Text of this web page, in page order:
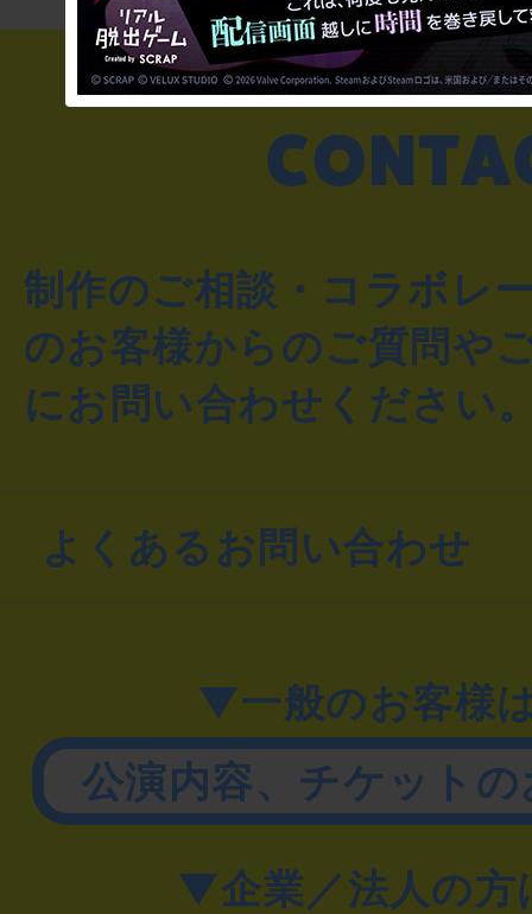
制作のご相談・コラボレ
のお客様からのご質問や
にお問い合わせください
よくあるお問い合わせ
▼一般のお客様
公演内容、チケット
▼企業／法人の方